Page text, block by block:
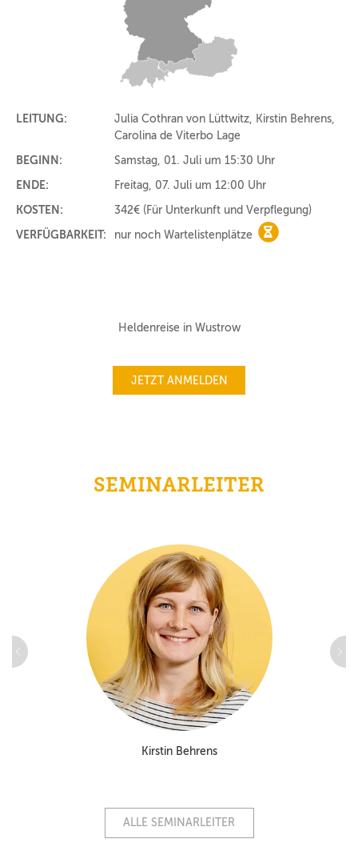
LEITUNG:
Julia Cothran von Lüttwitz, Kirstin Behrens,
Carolina de Viterbo Lage
BEGINN:
Samstag, 01. Juli um 15:30 Uhr
ENDE:
Freitag, 07. Juli um 12:00 Uhr
KOSTEN:
342€ (Für Unterkunft und Verpflegung)
VERFÜGBARKEIT:
nur noch Wartelistenplätze nur noch
Heldenreise in Wustrow
JETZT ANMELDEN
SEMINARLEITER
Kirstin Behrens
ALLE SEMINARLEITER